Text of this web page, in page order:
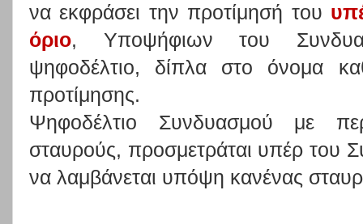
να εκφράσει την προτίμησή του
όριο, Υποψήφιων του
ψηφοδέλτιο, δίπλα στο όνομα
προτίμησης.
Ψηφοδέλτιο Συνδυασμού με
σταυρούς, προσμετράται υπέρ του
να λαμβάνεται υπόψη κανένας